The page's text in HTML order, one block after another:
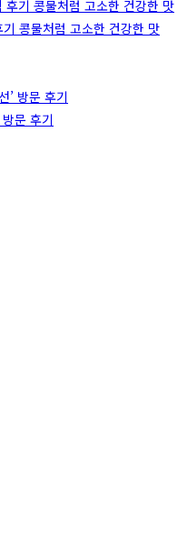
콩물처럼 고소한 건강한 맛
문 후기